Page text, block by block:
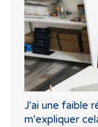
J'ai une faible
m'expliquer